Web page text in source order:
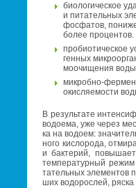
био­ло­ги­че­ское
и пи­та­тель­ных
фос­фа­тов,
более про­цен­тов.
про­био­ти­че­ское
ген­ных
мо­очи­ще­ния
мик­роб­но-
окис­ля­е­мо­сти
В ре­зуль­та­те
во­до­е­ма, уже через
ка на во­до­ем:
но­го кис­ло­ро­да,
и бак­те­рий,
тем­пе­ра­тур­ный
та­тель­ных эле­мен­тов
ших во­до­рос­лей,